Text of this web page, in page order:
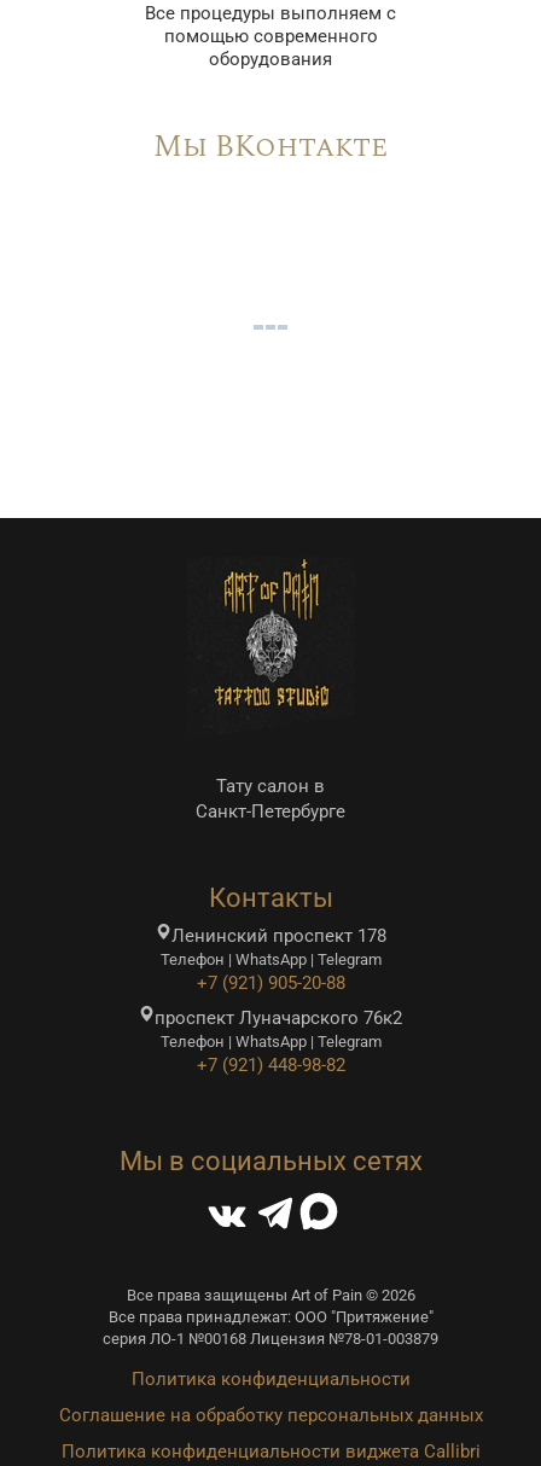
Все процедуры выполняем с
помощью современного
оборудования
Мы ВКонтакте
Тату салон в
Санкт-Петербурге
Контакты
Ленинский проспект 178
Телефон | WhatsApp | Telegram
+7 (921) 905-20-88
проспект Луначарского 76к2
Телефон | WhatsApp | Telegram
+7 (921) 448-98-82
Мы в социальных сетях
Все права защищены Art of Pain © 2026
Все права принадлежат: ООО "Притяжение"
серия ЛО-1 №00168 Лицензия №78-01-003879
Политика конфиденциальности
Соглашение на обработку персональных данных
Политика конфиденциальности виджета Callibri